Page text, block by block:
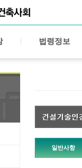
법령정보
일반사항